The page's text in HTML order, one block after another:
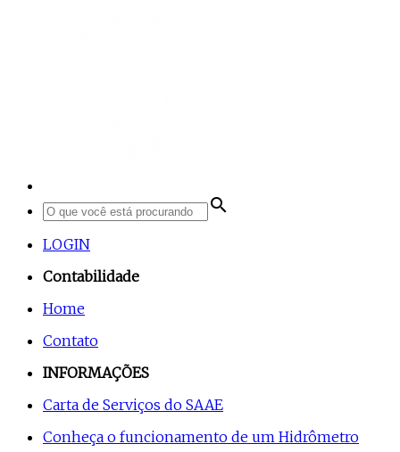
search
LOGIN
Contabilidade
Home
Contato
INFORMAÇÕES
Carta de Serviços do SAAE
Conheça o funcionamento de um Hidrômetro